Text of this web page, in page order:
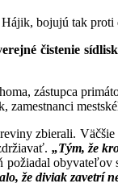
bojujú tak proti
čistenie
zástupca
zbierali.
„Tým, že
že diviak